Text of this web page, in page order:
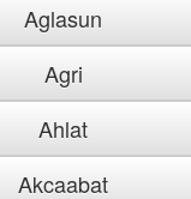
Aglasun
Agri
Ahlat
Akcaabat